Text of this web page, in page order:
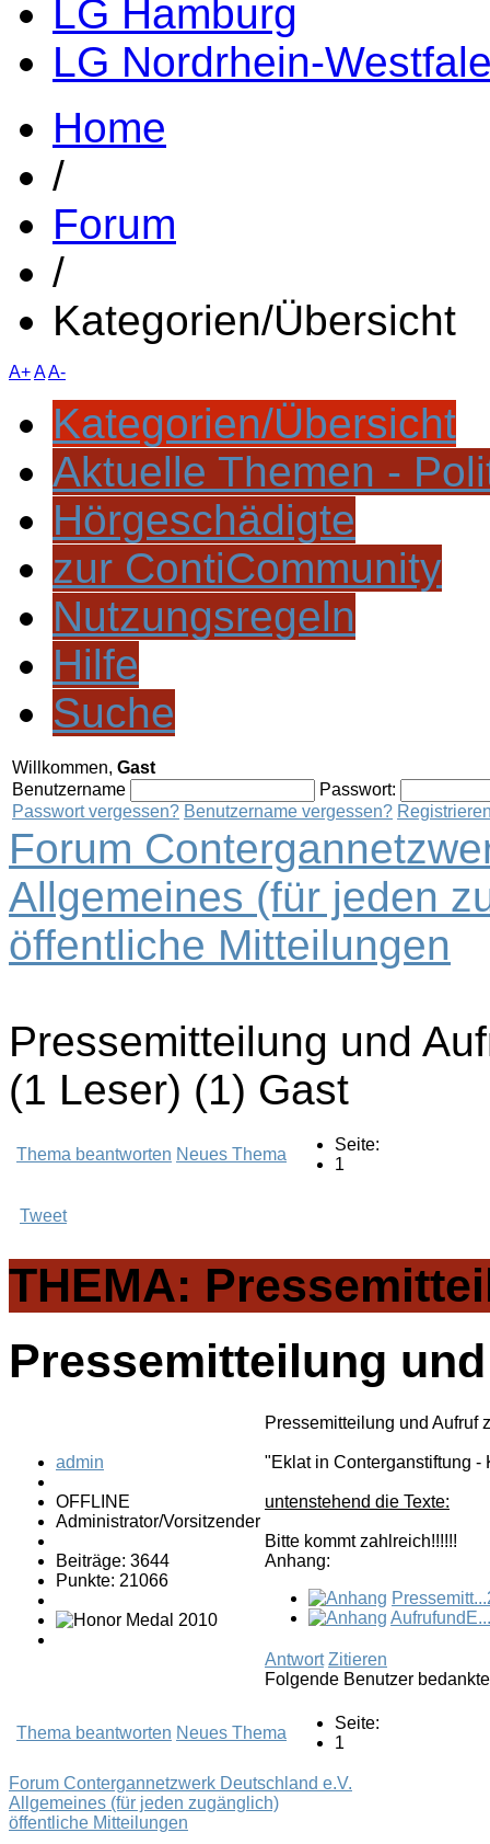
LG Hamburg
LG Nordrhein-
Home
/
Forum
/
Kategorien/Übersicht
A+AA-
Kategorien/Übersicht
Aktuelle Themen -
Hörgeschädigte
zur ContiCommunity
Nutzungsregeln
Hilfe
Suche
Willkommen, Gast
Benutzername
Passwort:
Passwort vergessen? Benutzername vergessen?
Forum
Allgemeines (für jeden
öffentliche Mitteilungen
Pressemitteilung und
(1 Leser) (1) Gast
Thema beantworten Neues Thema
Seite:
1
Tweet
THEMA:
Pressemitteilung
admin
OFFLINE
Administrator/Vorsitzender
Beiträge: 3644
Punkte: 21066
Pressemitteilung und Aufruf
"Eklat in Conterganstiftung -
untenstehend die Texte:
Bitte kommt zahlreich!!!!!!
Anhang:
Antwort Zitieren
Folgende Benutzer
Thema beantworten Neues Thema
Seite:
1
Forum Contergannetzwerk Deutschland e.V.
Allgemeines (für jeden zugänglich)
öffentliche Mitteilungen